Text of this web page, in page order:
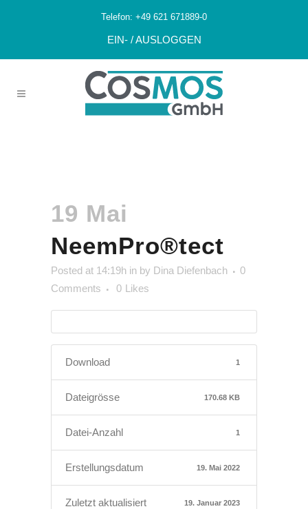
Telefon: +49 621 671889-0
EIN- / AUSLOGGEN
19 Mai
NeemPro®tect
Posted at 14:19h in by Dina Diefenbach
0
Comments
0 Likes
Download 1
Dateigrösse 170.68 KB
Datei-Anzahl 1
Erstellungsdatum 19. Mai 2022
Zuletzt aktualisiert 19. Januar 2023